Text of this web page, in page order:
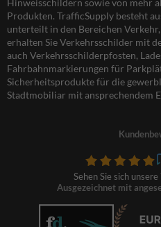
Produkten. TrafficSupply besteht
unterteilt in den Bereichen
erhalten Sie Verkehrsschilder mit
auch Verkehrsschilderpfosten,
Fahrbahnmarkierungen für
Sicherheitsprodukte für die
Stadtmobiliar mit ansprechendem
Sehen Sie sich unsere
Ausgezeichnet mit